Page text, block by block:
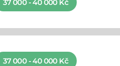
37 000 - 40 000 Kč
37 000 - 40 000 Kč